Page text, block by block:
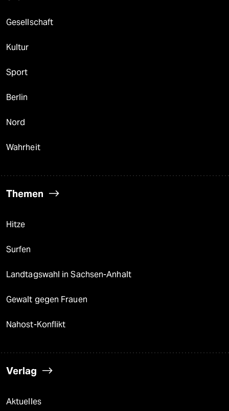
Gesellschaft
Kultur
Sport
Berlin
Nord
Wahrheit
Themen
Hitze
Surfen
Landtagswahl in Sachsen-Anhalt
Gewalt gegen Frauen
Nahost-Konflikt
Verlag
Aktuelles